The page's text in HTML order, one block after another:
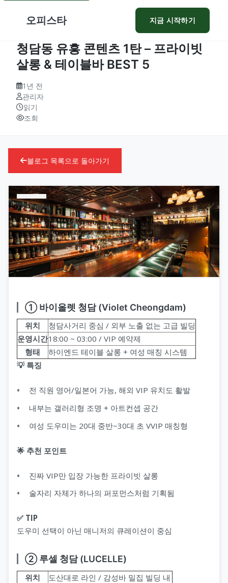
오피스타 지금 시작하기
청담동 유흥 콘텐츠 1탄 – 프라이빗
살롱 & 테이블바 BEST 5
1년 전
관리자
읽기
조회
블로그 목록으로 돌아가기
① 바이올렛 청담 (Violet Cheongdam)
위치
청담사거리 중심 / 외부 노출 없는 고급 빌딩
운영시간18:00 ~ 03:00 / VIP 예약제
형태
하이엔드 테이블 살롱 + 여성 매칭 시스템
💡 특징
전 직원 영어/일본어 가능, 해외 VIP 유치도 활발
내부는 갤러리형 조명 + 아트컨셉 공간
여성 도우미는 20대 중반~30대 초 VVIP 매칭형
🌟 추천 포인트
진짜 VIP만 입장 가능한 프라이빗 살롱
술자리 자체가 하나의 퍼포먼스처럼 기획됨
✅ TIP
도우미 선택이 아닌 매니저의 큐레이션이 중심
② 루셀 청담 (LUCELLE)
위치
도산대로 라인 / 감성바 밀집 빌딩 내